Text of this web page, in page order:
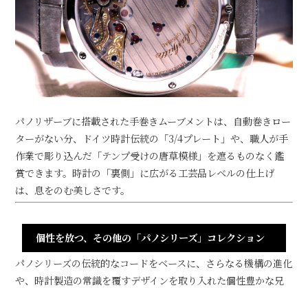
パノリザーブに搭載された手巻きムーブメントは、自動巻きロー
ターがない分、ドイツ時計伝統の「3/4プレート」や、職人が手
作業で彫り込んだ「テンプ受けの唐草模様」を遮るものなく鑑
賞できます。時計の「裏側」に広がる工芸品レベルの仕上げ
は、息をのむ美しさです。
個性を放つ、その他の「パノシリーズ」コレクション
パノシリーズの伝統的なコードをベースに、さらなる機構の進化
や、時計製造の常識を覆すデザインを取り入れた個性豊かな兄